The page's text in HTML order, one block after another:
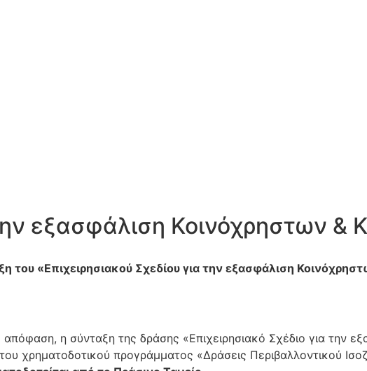
εξασφάλιση Κοινόχρηστων
του «Επιχειρησιακού Σχεδίου για την εξασφάλιση
η σύνταξη της δράσης «Επιχειρησιακό Σχέδιο για την
προγράμματος «Δράσεις Περιβαλλοντικού